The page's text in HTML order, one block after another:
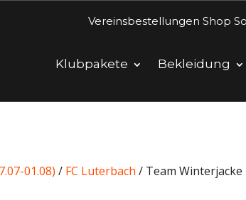
Vereinsbestellungen Shop
Klubpakete Bekleidung
01.08) / FC Luterbach / Team Winterjacke